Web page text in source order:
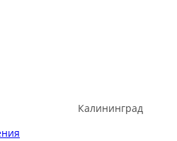
Калининград